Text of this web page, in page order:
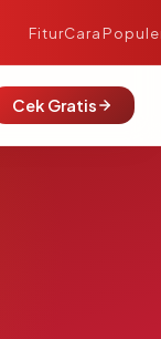
FiturCara
Cek Gratis